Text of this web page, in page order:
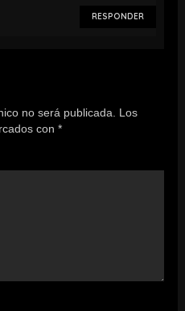
RESPONDER
no será publicada.
Los
con*